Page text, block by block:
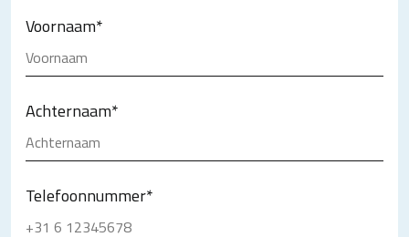
Voornaam*
Achternaam*
Telefoonnummer*